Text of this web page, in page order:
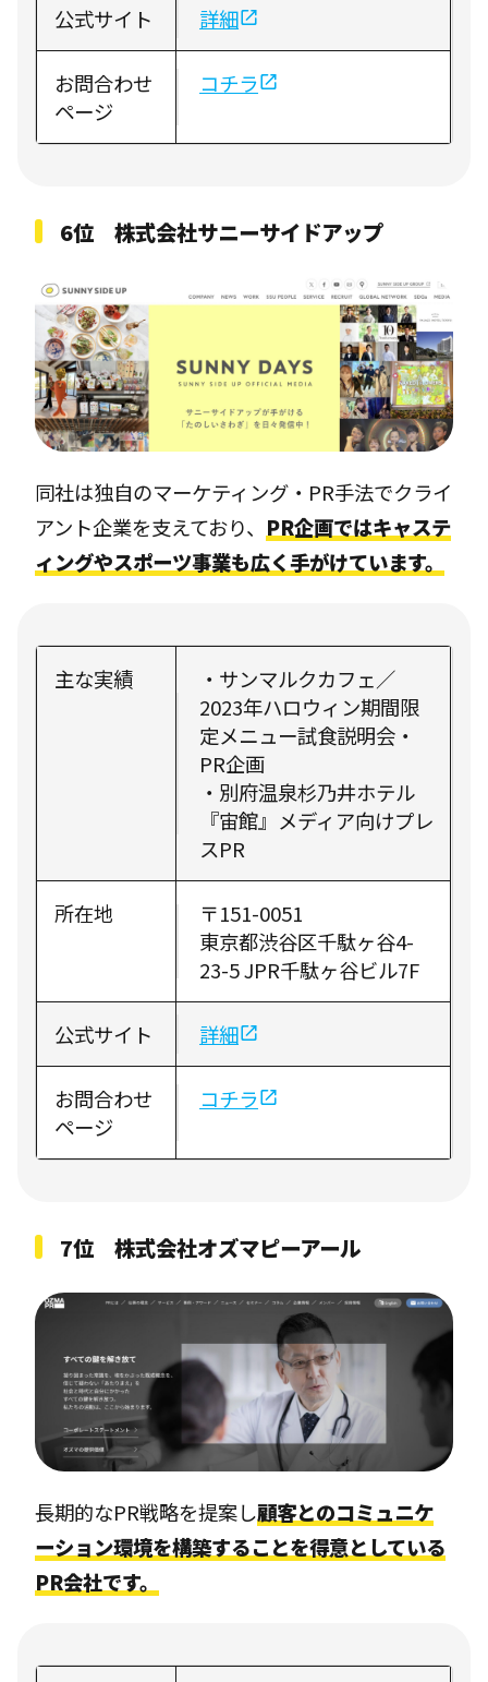
公式サイト 詳細
お問合わせ
ページ
コチラ
6位 株式会社サニーサイドアップ
同社は独自のマーケティング・PR手法でクライ
アント企業を支えており、 PR企画ではキャステ
ィングやスポーツ事業も広く手がけています。
主な実績
・サンマルクカフェ／
2023年ハロウィン期間限
定メニュー試食説明会・
PR企画
・別府温泉杉乃井ホテル
『宙館』メディア向けプレ
スPR
所在地
〒151-0051
東京都渋谷区千駄ヶ谷4-
23-5 JPR千駄ヶ谷ビル7F
公式サイト 詳細
お問合わせ
ページ
コチラ
7位 株式会社オズマピーアール
長期的なPR戦略を提案し顧客とのコミュニケ
ーション環境を構築することを得意としている
PR会社です。